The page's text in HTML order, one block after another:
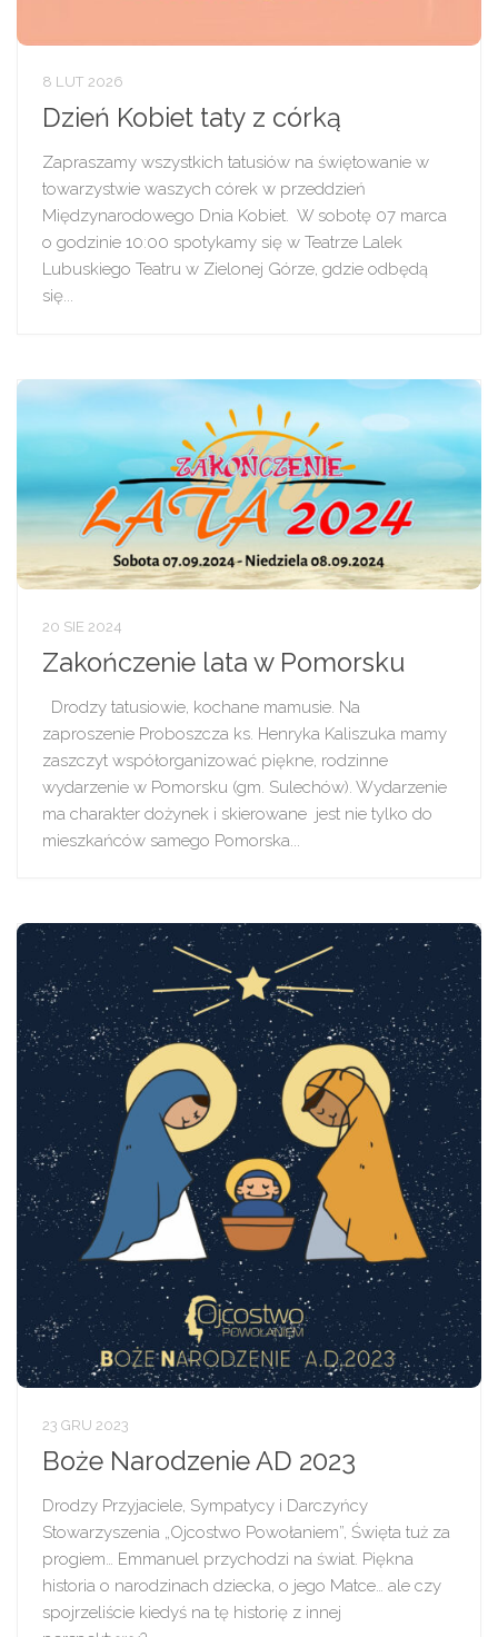
8 LUT 2026
Dzień Kobiet taty z córką
Zapraszamy wszystkich tatusiów na świętowanie w
towarzystwie waszych córek w przeddzień
Międzynarodowego Dnia Kobiet. W sobotę 07 marca
o godzinie 10:00 spotykamy się w Teatrze Lalek
Lubuskiego Teatru w Zielonej Górze, gdzie odbędą
się...
20 SIE 2024
Zakończenie lata w Pomorsku
Drodzy tatusiowie, kochane mamusie. Na
zaproszenie Proboszcza ks. Henryka Kaliszuka mamy
zaszczyt współorganizować piękne, rodzinne
wydarzenie w Pomorsku (gm. Sulechów). Wydarzenie
ma charakter dożynek i skierowane jest nie tylko do
mieszkańców samego Pomorska...
23 GRU 2023
Boże Narodzenie AD 2023
Drodzy Przyjaciele, Sympatycy i Darczyńcy
Stowarzyszenia „Ojcostwo Powołaniem”, Święta tuż za
progiem… Emmanuel przychodzi na świat. Piękna
historia o narodzinach dziecka, o jego Matce… ale czy
spojrzeliście kiedyś na tę historię z innej